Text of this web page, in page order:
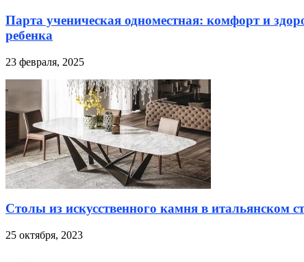
Парта ученическая одноместная: комфорт и
ребенка
23 февраля, 2025
Столы из искусственного камня в итальянском
25 октября, 2023